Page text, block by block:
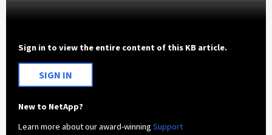
Sign in to view the entire content of this KB article.
SIGN IN
New to NetApp?
Learn more about our award-winningSupport